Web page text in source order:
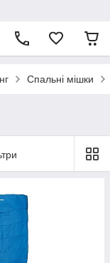
Спальні мішки